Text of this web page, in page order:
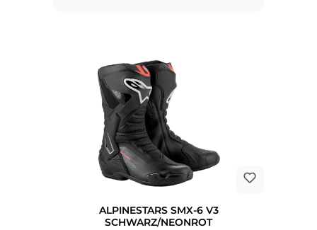
ALPINESTARS SMX-6 V3
SCHWARZ/NEONROT